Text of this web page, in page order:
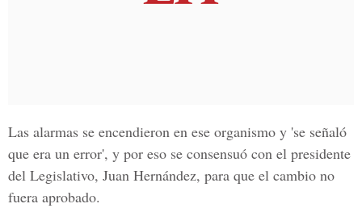
Las alarmas se encendieron en ese organismo y 'se señaló
que era un error', y por eso se consensuó con el presidente
del Legislativo, Juan Hernández, para que el cambio no
fuera aprobado.